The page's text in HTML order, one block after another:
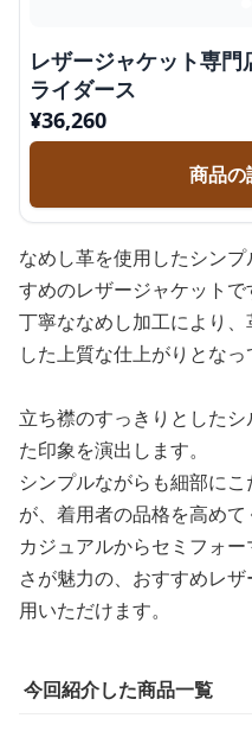
レザージャケット専
ライダース
¥36,260
商品の
なめし革を使用したシン
すめのレザージャケットで
丁寧ななめし加工により
した上質な仕上がりとなっ
立ち襟のすっきりとした
た印象を演出します。
シンプルながらも細部に
が、着用者の品格を高めて
カジュアルからセミフォ
さが魅力の、おすすめレ
用いただけます。
今回紹介した商品一覧